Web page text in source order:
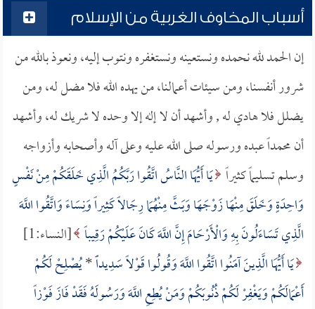
أسباب المخاوف الغربية من الإسلام
إن الحمد لله نحمده ونستعينه ونستغفره ونتوب إليه، ونعوذ بالله من
شرور أنفسنا، ومن سيئات أعمالنا، من يهده الله فلا مضل له، ومن
يضلل فلا هادي له , وأشهد أن لا إله إلا وحده لا شريك له، وأشهد
أن محمداً عبده ورسوله صلى الله عليه وعلى آله وأصحابه وأزواجه
وسلم تسليماً كثيراً يَا أَيُّهَا النَّاسُ اتَّقُوا رَبَّكُمُ الَّذِي خَلَقَكُمْ مِنْ نَفْسٍ
وَاحِدَةٍ وَخَلَقَ مِنْهَا زَوْجَهَا وَبَثَّ مِنْهُمَا رِجَالاً كَثِيراً وَنِسَاءً وَاتَّقُوا اللَّهَ
الَّذِي تَسَاءَلُونَ بِهِ وَالْأَرْحَامَ إِنَّ اللَّهَ كَانَ عَلَيْكُمْ رَقِيباً [النساء:1]
يَا أَيُّهَا الَّذِينَ آمَنُوا اتَّقُوا اللَّهَ وَقُولُوا قَوْلاً سَدِيداًً*يُصْلِحْ لَكُمْ
أَعْمَالَكُمْ وَيَغْفِرْ لَكُمْ ذُنُوبَكُمْ وَمَنْ يُطِعِ اللَّهَ وَرَسُولَهُ فَقَدْ فَازَ فَوْزاً